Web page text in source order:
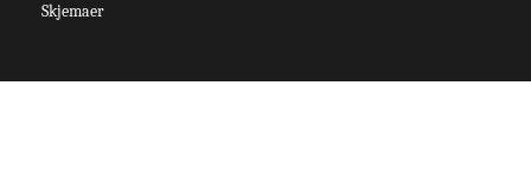
Skjemaer